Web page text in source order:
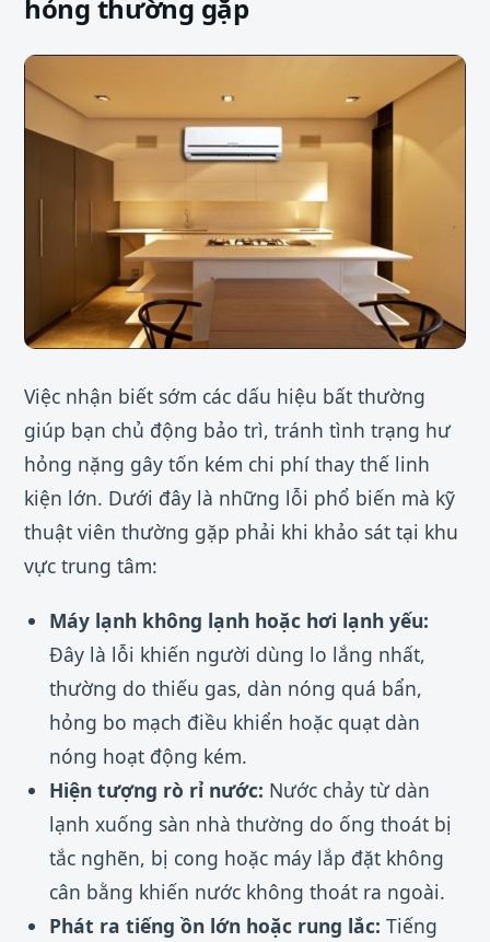
hỏng thường gặp
Việc nhận biết sớm các dấu hiệu bất thường
giúp bạn chủ động bảo trì, tránh tình trạng hư
hỏng nặng gây tốn kém chi phí thay thế linh
kiện lớn. Dưới đây là những lỗi phổ biến mà kỹ
thuật viên thường gặp phải khi khảo sát tại khu
vực trung tâm:
Máy lạnh không lạnh hoặc hơi lạnh yếu:
Đây là lỗi khiến người dùng lo lắng nhất,
thường do thiếu gas, dàn nóng quá bẩn,
hỏng bo mạch điều khiển hoặc quạt dàn
nóng hoạt động kém.
Hiện tượng rò rỉ nước: Nước chảy từ dàn
lạnh xuống sàn nhà thường do ống thoát bị
tắc nghẽn, bị cong hoặc máy lắp đặt không
cân bằng khiến nước không thoát ra ngoài.
Phát ra tiếng ồn lớn hoặc rung lắc: Tiếng